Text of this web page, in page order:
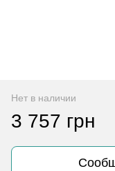
Нет в наличии
3 757 грн